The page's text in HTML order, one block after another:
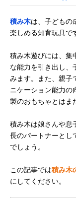
積み木は、子どもの
楽しめる知育玩具で
積み木遊びには、集
な能力を引き出し、
みます。また、親子
ニケーション能力の
製のおもちゃとはま
積み木は娘さんや息
長のパートナーとし
でしょう。
この記事では積み木
にしてください。